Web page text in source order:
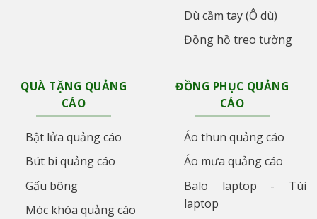
Dù cầm tay (Ô dù)
Đồng hồ treo tường
QUÀ TẶNG QUẢNG
CÁO
Bật lửa quảng cáo
Bút bi quảng cáo
Gấu bông
Móc khóa quảng cáo
ĐỒNG PHỤC QUẢNG
CÁO
Áo thun quảng cáo
Áo mưa quảng cáo
Balo laptop - Túi
laptop